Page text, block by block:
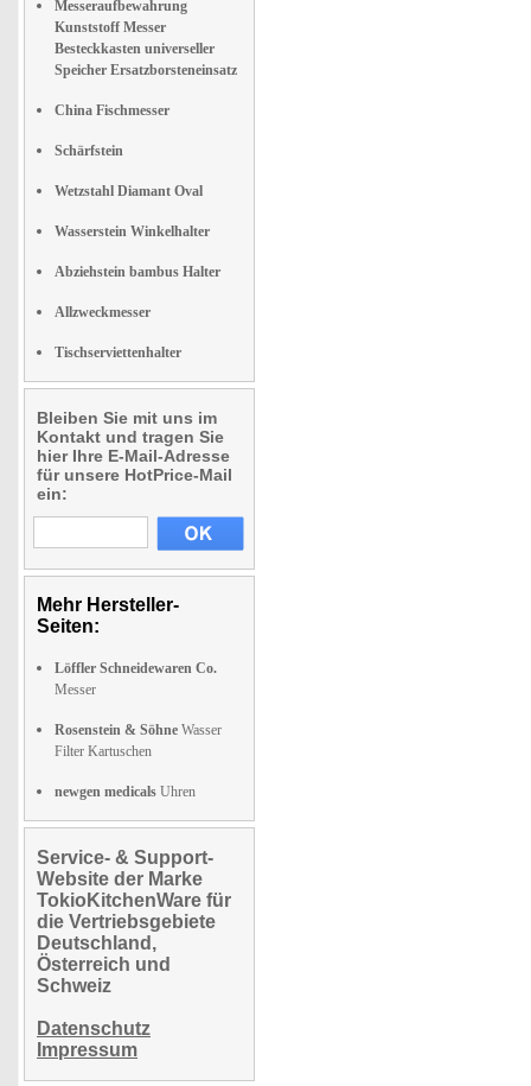
Messeraufbewahrung
Kunststoff Messer
Besteckkasten universeller
Speicher Ersatzborsteneinsatz
China Fischmesser
Schärfstein
Wetzstahl Diamant Oval
Wasserstein Winkelhalter
Abziehstein bambus Halter
Allzweckmesser
Tischserviettenhalter
Bleiben Sie mit uns im
Kontakt und tragen Sie
hier Ihre E-Mail-Adresse
für unsere HotPrice-Mail
ein:
Mehr Hersteller-
Seiten:
Löffler Schneidewaren Co.
Messer
Rosenstein & Söhne Wasser
Filter Kartuschen
newgen medicals Uhren
Service- & Support-
Website der Marke
TokioKitchenWare für
die Vertriebsgebiete
Deutschland,
Österreich und
Schweiz
Datenschutz
Impressum